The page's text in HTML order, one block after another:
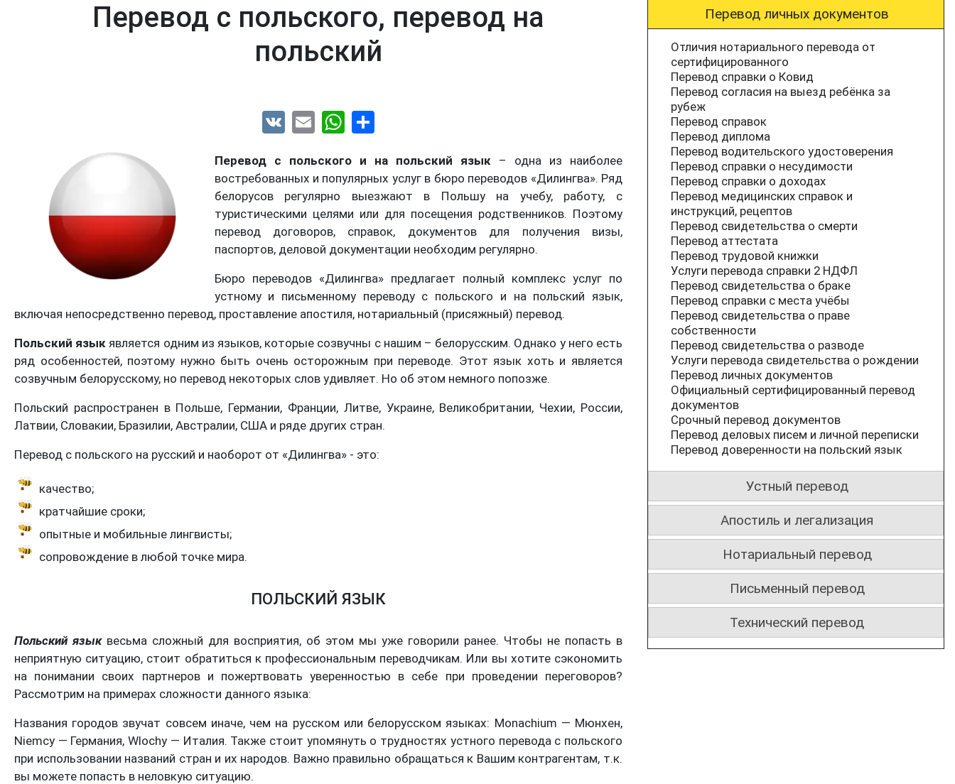
Перевод с польского, перевод на
польский
VK Email WhatsApp
Перевод с польского и на польский язык – одна из наиболее
востребованных и популярных услуг в бюро переводов «Дилингва». Ряд
белорусов регулярно выезжают в Польшу на учебу, работу, с
туристическими целями или для посещения родственников. Поэтому
перевод договоров, справок, документов для получения визы,
паспортов, деловой документации необходим регулярно.
Бюро переводов «Дилингва» предлагает полный комплекс услуг по
устному и письменному переводу с польского и на польский язык,
включая непосредственно перевод, проставление апостиля, нотариальный (присяжный) перевод.
Польский язык является одним из языков, которые созвучны с нашим – белорусским. Однако у него есть
ряд особенностей, поэтому нужно быть очень осторожным при переводе. Этот язык хоть и является
созвучным белорусскому, но перевод некоторых слов удивляет. Но об этом немного попозже.
Польский распространен в Польше, Германии, Франции, Литве, Украине, Великобритании, Чехии, России,
Латвии, Словакии, Бразилии, Австралии, США и ряде других стран.
Перевод с польского на русский и наоборот от «Дилингва» - это:
качество;
кратчайшие сроки;
опытные и мобильные лингвисты;
сопровождение в любой точке мира.
ПОЛЬСКИЙ ЯЗЫК
Польский языквесьма сложный для восприятия, об этом мы уже говорили ранее. Чтобы не попасть в
неприятную ситуацию, стоит обратиться к профессиональным переводчикам. Или вы хотите сэкономить
на понимании своих партнеров и пожертвовать уверенностью в себе при проведении переговоров?
Рассмотрим на примерах сложности данного языка:
Названия городов звучат совсем иначе, чем на русском или белорусском языках: Monachium — Мюнхен,
Niemcy — Германия, Wlochy — Италия. Также стоит упомянуть о трудностях устного перевода с польского
при использовании названий стран и их народов. Важно правильно обращаться к Вашим контрагентам, т.к.
вы можете попасть в неловкую ситуацию.
Перевод личных документов
Отличия нотариального перевода от
сертифицированного
Перевод справки о Ковид
Перевод согласия на выезд ребёнка за
рубеж
Перевод справок
Перевод диплома
Перевод водительского удостоверения
Перевод справки о несудимости
Перевод справки о доходах
Перевод медицинских справок и
инструкций, рецептов
Перевод свидетельства о смерти
Перевод аттестата
Перевод трудовой книжки
Услуги перевода справки 2 НДФЛ
Перевод свидетельства о браке
Перевод справки с места учёбы
Перевод свидетельства о праве
собственности
Перевод свидетельства о разводе
Услуги перевода свидетельства о рождении
Перевод личных документов
Официальный сертифицированный перевод
документов
Срочный перевод документов
Перевод деловых писем и личной переписки
Перевод доверенности на польский язык
Устный перевод
Апостиль и легализация
Нотариальный перевод
Письменный перевод
Технический перевод